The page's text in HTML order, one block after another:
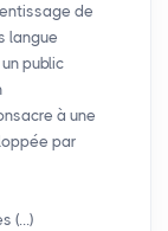
de
langue
public
à une
par
(…)